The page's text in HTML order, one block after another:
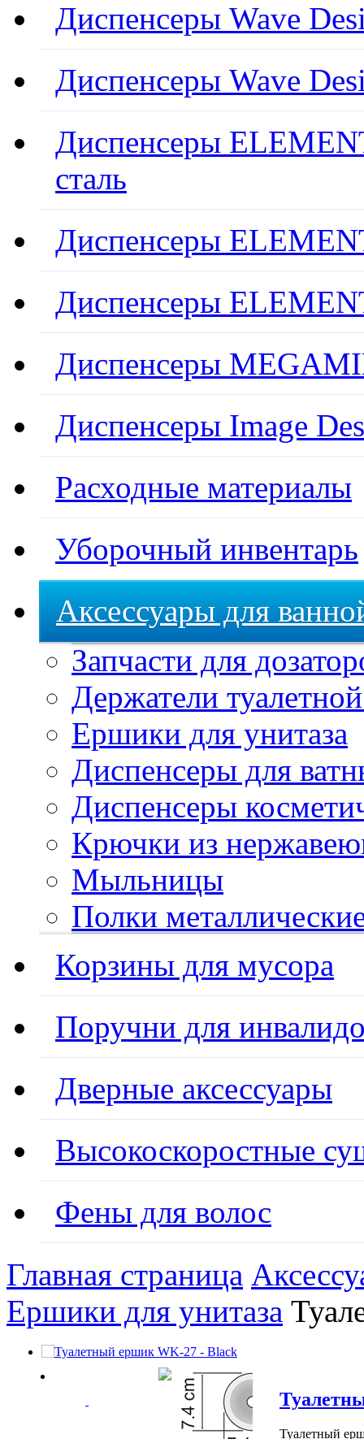
Диспенсеры Wave
Диспенсеры Wave
Диспенсеры
сталь
Диспенсеры
Диспенсеры
Диспенсеры
Диспенсеры Image
Расходные материалы
Уборочный инвентарь
Аксессуары для
Запчасти для
Держатели
Ершики для унитаза
Диспенсеры для
Диспенсеры
Крючки из
Мыльницы
Полки
Корзины для мусора
Поручни для
Дверные аксессуары
Высокоскоростные
Фены для волос
Главная страница
Ершики для унитаза
Туалетный